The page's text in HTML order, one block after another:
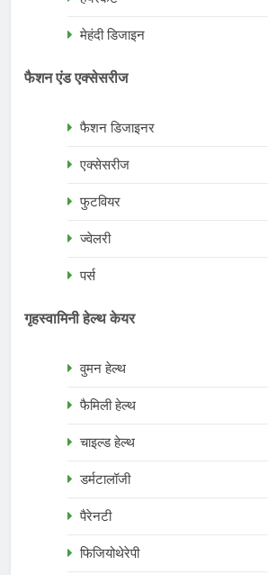
मेहंदी डिजाइन
फैशन एंड एक्सेसरीज
फैशन डिजाइनर
एक्सेसरीज
फुटवियर
ज्वेलरी
पर्स
गृहस्वामिनी हेल्थ केयर
वुमन हेल्थ
फैमिली हेल्थ
चाइल्ड हेल्थ
डर्मटालॉजी
पैरेनटी
फिजियोथेरेपी